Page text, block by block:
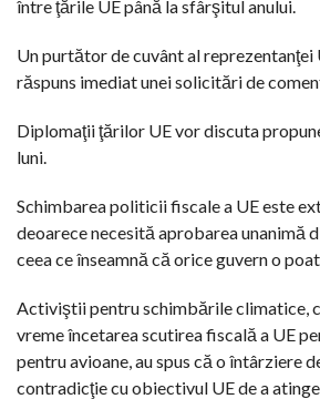
între ţările UE până la sfârşitul anului.
Un purtător de cuvânt al reprezentanţei
răspuns imediat unei solicitări de
Diplomaţii ţărilor UE vor discuta
luni.
Schimbarea politicii fiscale a UE este
deoarece necesită aprobarea unanimă
ceea ce înseamnă că orice guvern o
Activiştii pentru schimbările climatice,
vreme încetarea scutirea fiscală a UE
pentru avioane, au spus că o întârziere
contradicţie cu obiectivul UE de a